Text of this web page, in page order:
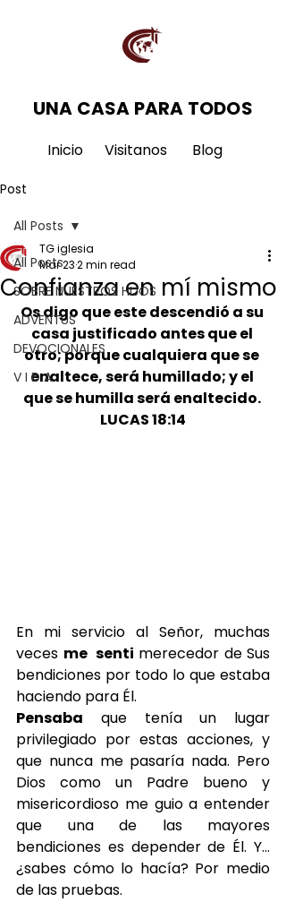
UNA CASA PARA TODOS
Inicio Visitanos Blog
Post
All Posts
SOBRE NUESTROS HIJOS
ADVENTUS
DEVOCIONALES
V I D A
All Posts
Confianza en mí mismo
TG iglesia
Mar 232 min read
Os digo que este descendió a su
casa justificado antes que el
otro; porque cualquiera que se
enaltece, será humillado; y el
que se humilla será enaltecido.
LUCAS 18:14
En mi servicio al Señor, muchas
veces me  senti merecedor de Sus
bendiciones por todo lo que estaba
haciendo para Él.
Pensaba que tenía un lugar
privilegiado por estas acciones, y
que nunca me pasaría nada. Pero
Dios como un Padre bueno y
misericordioso me guio a entender
que una de las mayores
bendiciones es depender de Él. Y…
¿sabes cómo lo hacía? Por medio
de las pruebas.